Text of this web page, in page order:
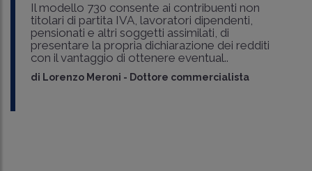
Il modello 730 consente ai contribuenti non
titolari di partita IVA, lavoratori dipendenti,
pensionati e altri soggetti assimilati, di
presentare la propria dichiarazione dei redditi
con il vantaggio di ottenere eventual..
di Lorenzo Meroni - Dottore commercialista